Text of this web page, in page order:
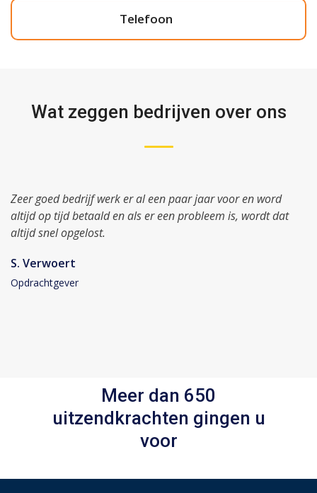
Telefoon
Wat zeggen bedrijven over ons
Zeer goed bedrijf werk er al een paar jaar voor en word
altijd op tijd betaald en als er een probleem is, wordt dat
altijd snel opgelost.
S. Verwoert
Opdrachtgever
Meer dan 650
uitzendkrachten gingen u
voor